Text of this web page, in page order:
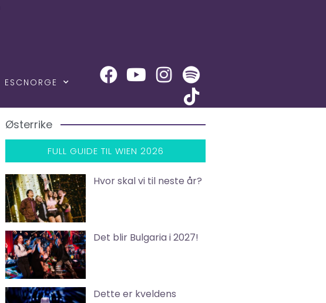
ESCNORGE
Østerrike
FULL GUIDE TIL WIEN 2026
Hvor skal vi til neste år?
Det blir Bulgaria i 2027!
Dette er kveldens